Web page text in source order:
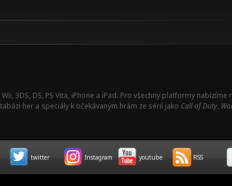
3DS, DS, PS Vita, iPhone a iPad. Pro všechny platformy nabízíme
her a speciály k očekávaným hrám ze sérií jako Call of Duty,
twitter Instagram youtube RSS